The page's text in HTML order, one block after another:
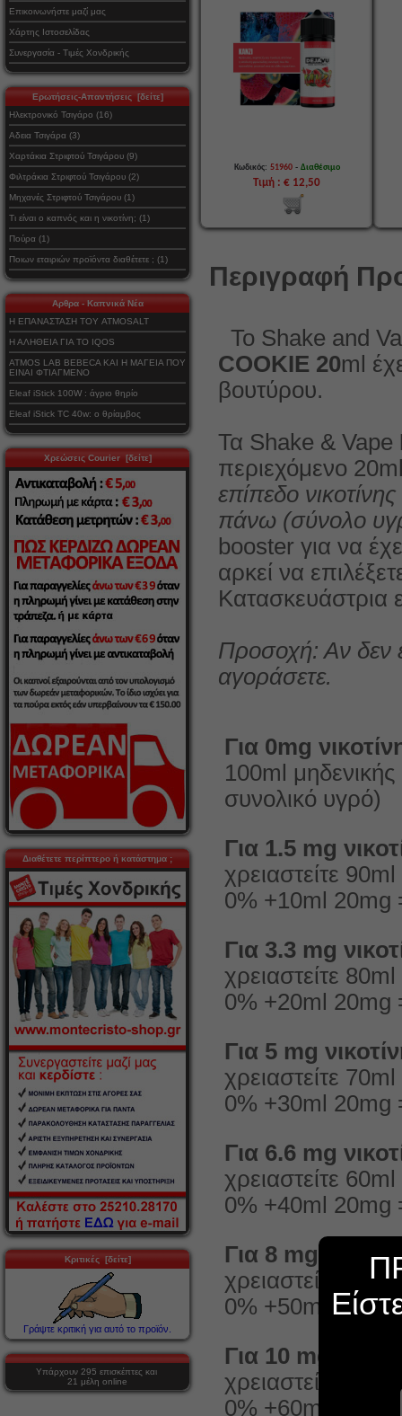
Επικοινωνήστε μαζί μας
Χάρτης Ιστοσελίδας
Συνεργασία - Τιμές Χονδρικής
Ερωτήσεις-Απαντήσεις [δείτε]
Ηλεκτρονικό Τσιγάρο (16)
Αδεια Τσιγάρα (3)
Χαρτάκια Στριφτού Τσιγάρου (9)
Φιλτράκια Στριφτού Τσιγάρου (2)
Μηχανές Στριφτού Τσιγάρου (1)
Τι είναι ο καπνός και η νικοτίνη; (1)
Πούρα (1)
Ποιων εταιριών προϊόντα διαθέτετε ; (1)
Αρθρα - Καπνικά Νέα
Η ΕΠΑΝΑΣΤΑΣΗ ΤΟΥ ATMOSALT
Η ΑΛΗΘΕΙΑ ΓΙΑ ΤΟ IQOS
ATMOS LAB BEBECA ΚΑΙ Η ΜΑΓΕΙΑ ΠΟΥ
ΕΙΝΑΙ ΦΤΙΑΓΜΕΝΟ
Eleaf iStick 100W : άγριο θηρίο
Eleaf iStick TC 40w: ο θρίαμβος
Χρεώσεις Courier [δείτε]
Διαθέτετε περίπτερο ή κατάστημα ;
Κριτικές [δείτε]
Γράψτε κριτική για αυτό το προϊόν.
Υπάρχουν 295 επισκέπτες και
21 μέλη online
Κωδικός: 51960- Διαθέσιμο
Τιμή : € 12,50
Περιγραφή
Το Shake and
COOKIE 20ml
βουτύρου.
Τα Shake & Vape
περιεχόμενο
επίπεδο
πάνω (σύνολο
booster για να
αρκεί να
Κατασκευάστρια
Προσοχή: Αν δεν
αγοράσετε.
Για 0mg
100ml
συνολικό υγρό)
Για 1.5 mg
χρειαστείτε
0% +10ml 20mg
Για 3.3 mg
χρειαστείτε
0% +20ml 20mg
Για 5 mg
χρειαστείτε
0% +30ml 20mg
Για 6.6 mg
χρειαστείτε
0% +40ml 20mg
Για 8 mg
χρειαστείτε
0% +50ml 20mg
Για 10 mg
χρειαστείτε
0% +60ml 20mg